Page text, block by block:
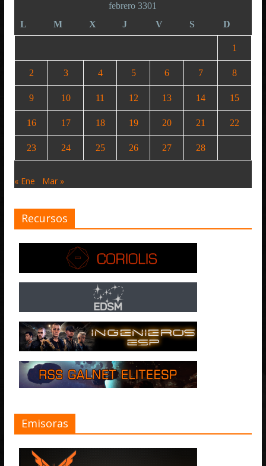
febrero 3301
L
M X J V S D
1
2 3 4 5 6 7 8
9 10 11 12 13 14 15
16 17 18 19 20 21 22
23 24 25 26 27 28
« Ene Mar »
Recursos
Emisoras